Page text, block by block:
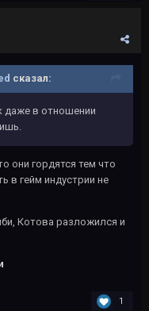
сказал:
даже в отношении
они гордятся тем что
в гейм индустрии не
Котова разложился и
1